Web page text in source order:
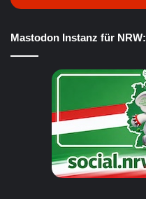
Mastodon Instanz für NRW: